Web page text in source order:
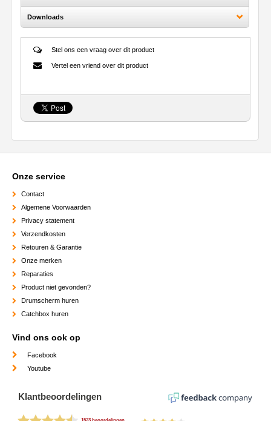
Downloads
Vertel een vriend over dit product
Stel ons een vraag over dit product
Onze service
Contact
Algemene Voorwaarden
Privacy statement
Verzendkosten
Retouren & Garantie
Onze merken
Reparaties
Product niet gevonden?
Drumscherm huren
Catchbox huren
Vind ons ook op
Facebook
Youtube
Klantbeoordelingen
1523 beoordelingen